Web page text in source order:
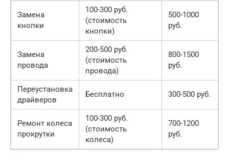
Замена
кнопки
100-300 руб.
(стоимость
кнопки)
500-1000
руб.
Замена
провода
200-500 руб.
(стоимость
провода)
800-1500
руб.
Переустановка
драйверов
Бесплатно 300-500 руб.
Ремонт колеса
прокрутки
100-300 руб.
(стоимость
колеса)
700-1200
руб.